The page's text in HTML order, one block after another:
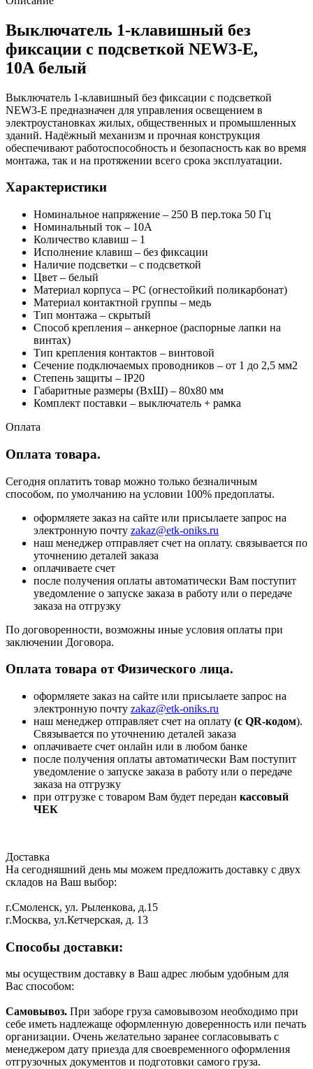
Выключатель 1-клавишный без
фиксации с подсветкой NEW3-E,
10А белый
Выключатель 1-клавишный без фиксации с подсветкой
NEW3-E предназначен для управления освещением в
электроустановках жилых, общественных и промышленных
зданий. Надёжный механизм и прочная конструкция
обеспечивают работоспособность и безопасность как во время
монтажа, так и на протяжении всего срока эксплуатации.
Характеристики
Номинальное напряжение – 250 В пер.тока 50 Гц
Номинальный ток – 10А
Количество клавиш – 1
Исполнение клавиш – без фиксации
Наличие подсветки – с подсветкой
Цвет – белый
Материал корпуса – PC (огнестойкий поликарбонат)
Материал контактной группы – медь
Тип монтажа – скрытый
Способ крепления – анкерное (распорные лапки на
винтах)
Тип крепления контактов – винтовой
Сечение подключаемых проводников – от 1 до 2,5 мм2
Степень защиты – IP20
Габаритные размеры (ВхШ) – 80х80 мм
Комплект поставки – выключатель + рамка
Оплата
Оплата товара.
Сегодня оплатить товар можно только безналичным
способом, по умолчанию на условии 100% предоплаты.
оформляете заказ на сайте или присылаете запрос на
электронную почту zakaz@etk-oniks.ru
наш менеджер отправляет счет на оплату. связывается по
уточнению деталей заказа
оплачиваете счет
после получения оплаты автоматически Вам поступит
уведомление о запуске заказа в работу или о передаче
заказа на отгрузку
По договоренности, возможны иные условия оплаты при
заключении Договора.
Оплата товара от Физического лица.
оформляете заказ на сайте или присылаете запрос на
электронную почту zakaz@etk-oniks.ru
наш менеджер отправляет счет на оплату (с QR-кодом).
Связывается по уточнению деталей заказа
оплачиваете счет онлайн или в любом банке
после получения оплаты автоматически Вам поступит
уведомление о запуске заказа в работу или о передаче
заказа на отгрузку
при отгрузке с товаром Вам будет передан кассовый
ЧЕК
Доставка
На сегодняшний день мы можем предложить доставку с двух
складов на Ваш выбор:
г.Смоленск, ул. Рыленкова, д.15
г.Москва, ул.Кетчерская, д. 13
Способы доставки:
мы осуществим доставку в Ваш адрес любым удобным для
Вас способом:
Самовывоз. При заборе груза самовывозом необходимо при
себе иметь надлежаще оформленную доверенность или печать
организации. Очень желательно заранее согласовывать с
менеджером дату приезда для своевременного оформления
отгрузочных документов и подготовки самого груза.